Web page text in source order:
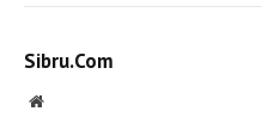
Sibru.Com
Website